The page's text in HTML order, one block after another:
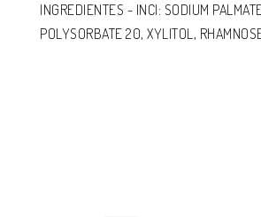
INGREDIENTES - INCI: SODIUM
POLYSORBATE 20, XYLITOL,